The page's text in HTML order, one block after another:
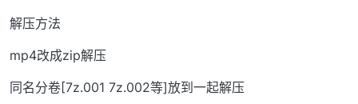
解压方法
mp4改成zip解压
同名分卷[7z.001 7z.002等]放到一起解压